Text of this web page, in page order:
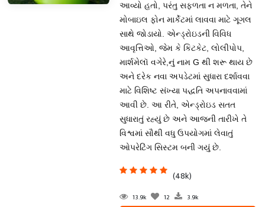
આવ્યો હતો, પરંતુ સફળતા ન મળતા, તેને
મોબાઇલ ફોન માર્કેટમાં લાવવા માટે ગૂગલ
સાથે જોડાયો. એન્ડ્રોઇડની વિવિધ
આવૃત્તિઓ, જેમ કે કિટકેટ, લોલીપોપ,
માર્શમેલૉ વગેરે,નું નામ G થી શરૂ થાય છે
અને દરેક નવા અપડેટમાં સુધારા દર્શાવવા
માટે વિશિષ્ટ સંખ્યા પદ્ધતિ અપનાવવામાં
આવી છે. આ રીતે, એન્ડ્રોઇડ સતત
સુધારાતું રહ્યું છે અને આજની તારીખે તે
વિશ્વમાં સૌથી વધુ ઉપયોગમાં લેવાતું
ઓપરેટિંગ સિસ્ટમ બની ગયું છે.
(48k)
13.9k 12 3.9k